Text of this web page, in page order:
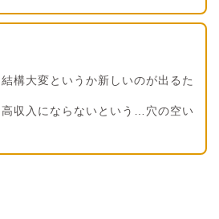
構大変というか新しいのが出るた
収入にならないという…穴の空い